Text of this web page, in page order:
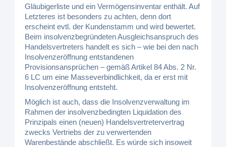
Gläubigerliste und ein Vermögensinventar enthält. Auf
Letzteres ist besonders zu achten, denn dort
erscheint evtl. der Kundenstamm und wird bewertet.
Beim insolvenzbegründeten Ausgleichsanspruch des
Handelsvertreters handelt es sich – wie bei den nach
Insolvenzeröffnung entstandenen
Provisionsansprüchen – gemäß Artikel 84 Abs. 2 Nr.
6 LC um eine Masseverbindlichkeit, da er erst mit
Insolvenzeröffnung entsteht.
Möglich ist auch, dass die Insolvenzverwaltung im
Rahmen der insolvenzbedingten Liquidation des
Prinzipals einen (neuen) Handelsvertretervertrag
zwecks Vertriebs der zu verwertenden
Warenbestände abschließt. Es würde sich insoweit